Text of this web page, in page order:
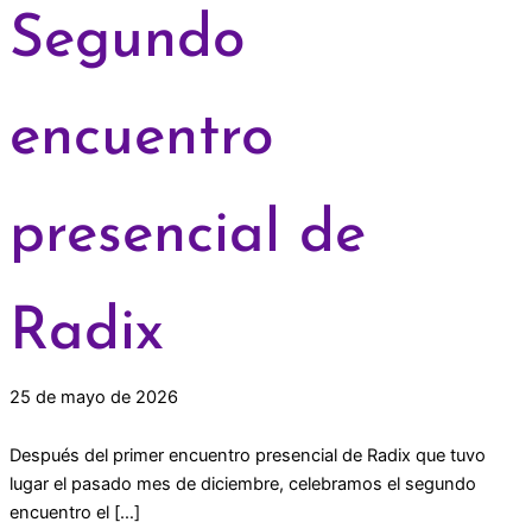
Segundo
encuentro
presencial de
Radix
25 de mayo de 2026
Después del primer encuentro presencial de Radix que tuvo
lugar el pasado mes de diciembre, celebramos el segundo
encuentro el […]